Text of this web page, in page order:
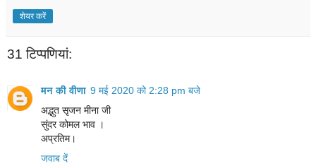
शेयर करें
31 टिप्‍पणियां:
मन की वीणा 9 मई 2020 को 2:28 pm बजे
अद्भुत सृजन मीना जी
सुंदर कोमल भाव ।
अप्रतिम।
जवाब दें